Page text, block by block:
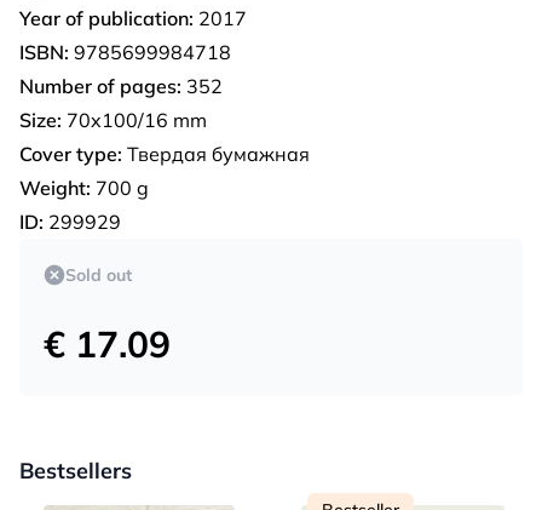
Year of publication: 2017
ISBN: 9785699984718
Number of pages: 352
Size: 70x100/16 mm
Cover type: Твердая бумажная
Weight: 700 g
ID: 299929
Sold out
€ 17.09
Bestsellers